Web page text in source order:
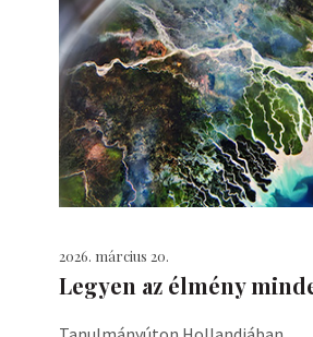
2026. március 20.
Legyen az élmény